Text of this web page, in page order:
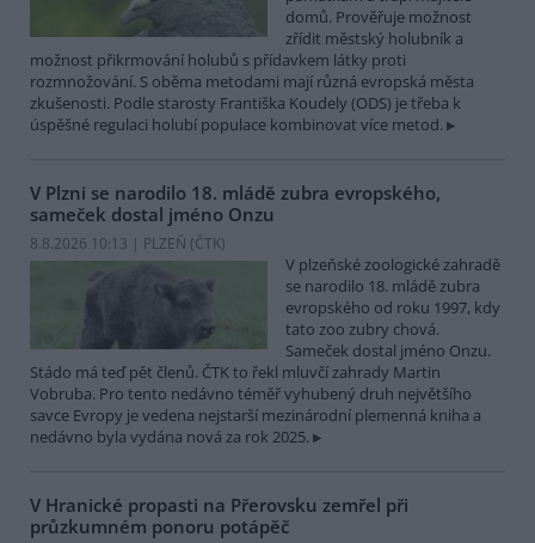
domů. Prověřuje možnost
zřídit městský holubník a
možnost přikrmování holubů s přídavkem látky proti
rozmnožování. S oběma metodami mají různá evropská města
zkušenosti. Podle starosty Františka Koudely (ODS) je třeba k
úspěšné regulaci holubí populace kombinovat více metod.
V Plzni se narodilo 18. mládě zubra evropského,
sameček dostal jméno Onzu
8.8.2026 10:13 | PLZEŇ (ČTK)
V plzeňské zoologické zahradě
se narodilo 18. mládě zubra
evropského od roku 1997, kdy
tato zoo zubry chová.
Sameček dostal jméno Onzu.
Stádo má teď pět členů. ČTK to řekl mluvčí zahrady Martin
Vobruba. Pro tento nedávno téměř vyhubený druh největšího
savce Evropy je vedena nejstarší mezinárodní plemenná kniha a
nedávno byla vydána nová za rok 2025.
V Hranické propasti na Přerovsku zemřel při
průzkumném ponoru potápěč